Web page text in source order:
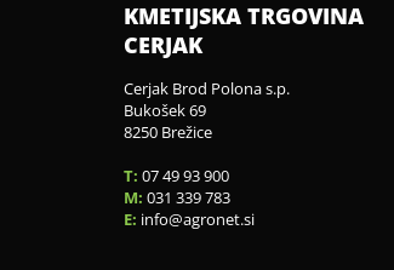
KMETIJSKA TRGOVINA
CERJAK
Cerjak Brod Polona s.p.
Bukošek 69
8250 Brežice
T: 07 49 93 900
M: 031 339 783
E: info agronet.si